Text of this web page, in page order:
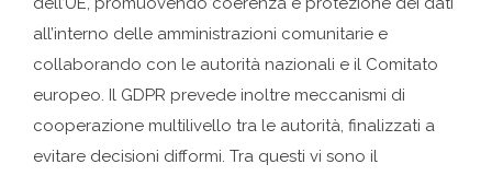
all’interno delle amministrazioni comunitarie e
collaborando con le autorità nazionali e il Comitato
europeo. Il GDPR prevede inoltre meccanismi di
cooperazione multilivello tra le autorità, finalizzati a
evitare decisioni difformi. Tra questi vi sono il